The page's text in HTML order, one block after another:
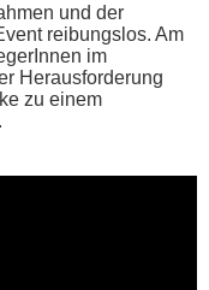
und der
reibungslos. Am
im
Herausforderung
zu einem